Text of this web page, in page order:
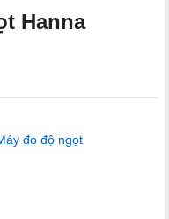
Hanna
đo độ ngọt